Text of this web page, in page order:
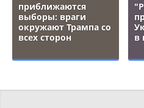
приближаются
выборы: враги
окружают Трампа со
всех сторон
в